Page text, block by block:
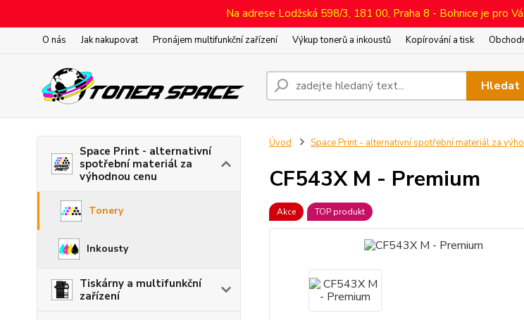
Na adrese Lodžská 598/3, 181 00, Praha 8 - Bohnice je pro
O nás Jak nakupovat Pronájem multifunkční zařízení Výkup tonerů a inkoustů Kopírování a tisk
Hledat
Space Print - alternativní
spotřební materiál za
výhodnou cenu
Tonery
Inkousty
Tiskárny a multifunkční
zařízení
Úvod Space Print - alternativní spotřební materiál za
CF543X M - Premium
Akce TOP produkt